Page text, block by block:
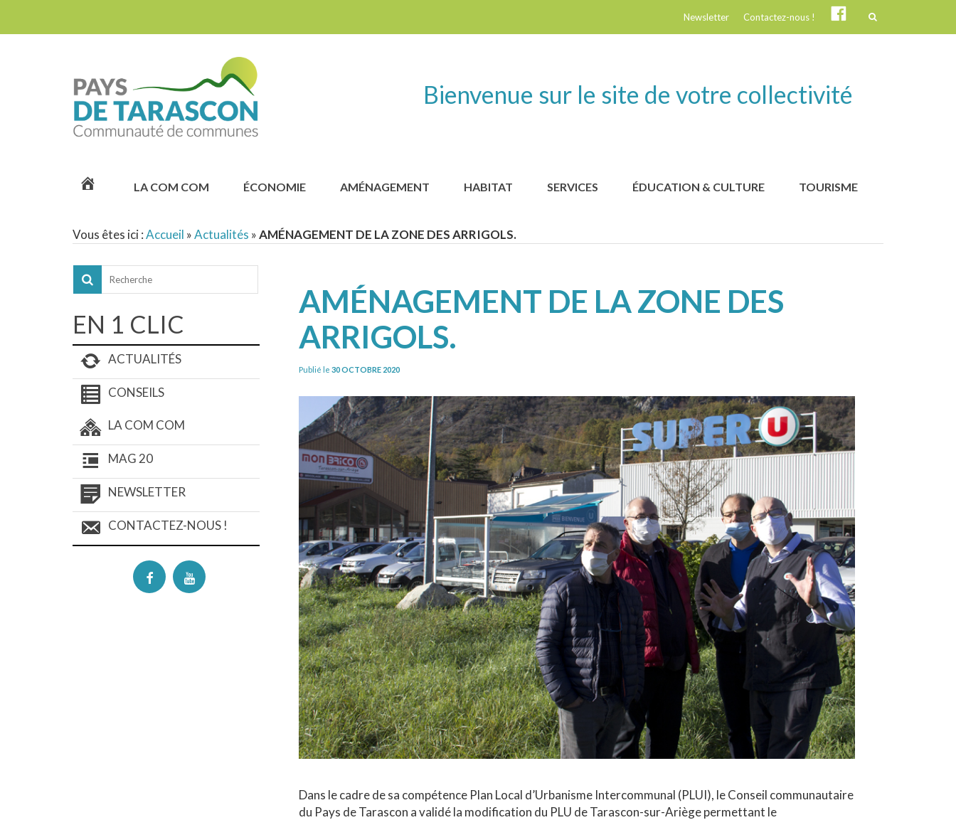
Newsletter Contactez-nous ! Suivez-
Bienvenue sur le site de votre collectivité
ACCUEILLA COM COM ÉCONOMIE AMÉNAGEMENT HABITAT SERVICES ÉDUCATION & CULTURE TOURISME
Vous êtes ici :Accueil »Actualités »AMÉNAGEMENT DE LA ZONE DES ARRIGOLS.
AMÉNAGEMENT DE LA ZONE DES
ARRIGOLS.
Publié le 30 OCTOBRE 2020
Dans le cadre de sa compétence Plan Local d’Urbanisme Intercommunal (PLUI), le Conseil communautaire
du Pays de Tarascon a validé la modification du PLU de Tarascon-sur-Ariège permettant le
EN 1 CLIC
ACTUALITÉS
CONSEILS
LA COM COM
MAG 20
NEWSLETTER
CONTACTEZ-NOUS !